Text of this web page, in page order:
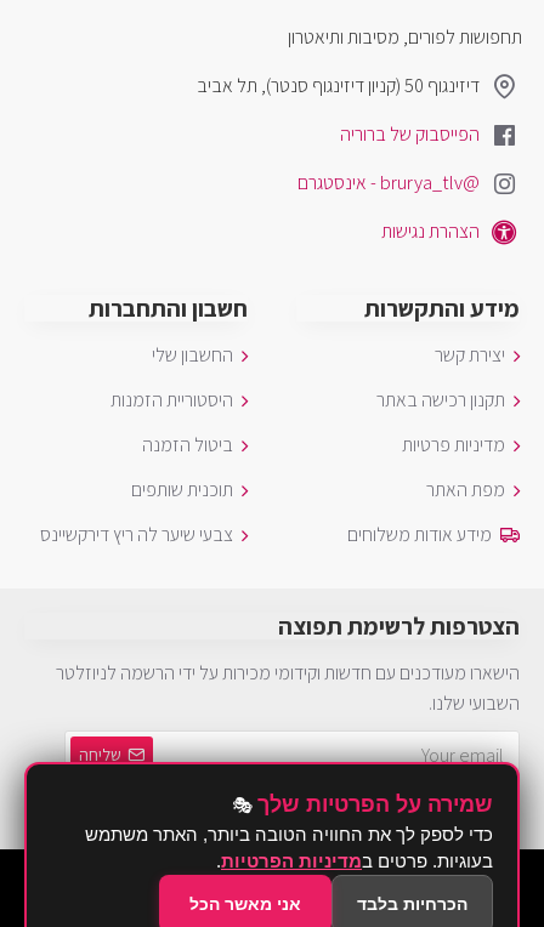
תחפושות לפורים, מסיבות ותיאטרון
דיזינגוף 50 (קניון דיזינגוף סנטר), תל אביב
הפייסבוק של ברוריה
@brurya_tlv - אינסטגרם
הצהרת נגישות
מידע והתקשרות
יצירת קשר
תקנון רכישה באתר
מדיניות פרטיות
מפת האתר
מידע אודות משלוחים
חשבון והתחברות
החשבון שלי
היסטוריית הזמנות
ביטול הזמנה
תוכנית שותפים
צבעי שיער לה ריץ דירקשיינס
הצטרפות לרשימת תפוצה
הישארו מעודכנים עם חדשות וקידומי מכירות על ידי הרשמה לניוזלטר
השבועי שלנו.
שליחה
הינך חייב להסכים למדיניות פרטיות
©2026 Brurya TLV - ברוריה תחפושות
שמירה על הפרטיות שלך 🎭
כדי לספק לך את החוויה הטובה ביותר, האתר משתמש
בעוגיות. פרטים במדיניות הפרטיות.
הכרחיות בלבד אני מאשר הכל